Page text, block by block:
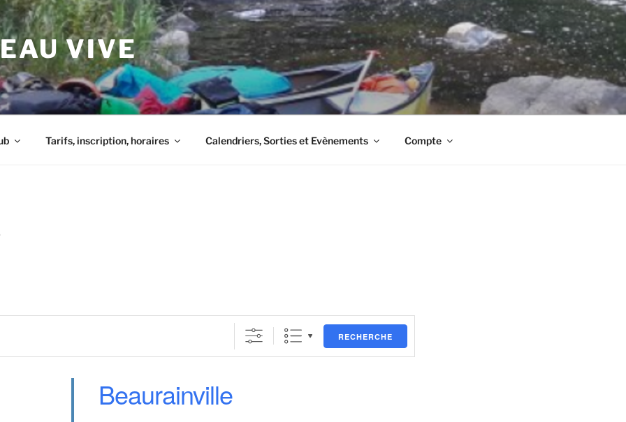
VIVE
Tarifs, inscription, horaires Calendriers, Sorties et Evènements Compte
RECHERCHE
Beaurainville